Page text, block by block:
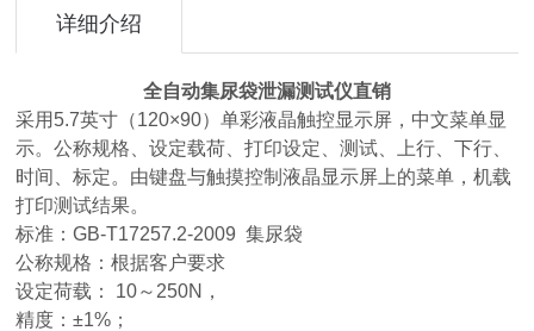
详细介绍
全自动集尿袋泄漏测试仪直销
采用5.7英寸（120×90）单彩液晶触控显示屏，中文菜单显
示。公称规格、设定载荷、打印设定、测试、上行、下行、
时间、标定。由键盘与触摸控制液晶显示屏上的菜单，机载
打印测试结果。
标准：GB-T17257.2-2009 集尿袋
公称规格：根据客户要求
设定荷载： 10～250N，
精度：±1%；